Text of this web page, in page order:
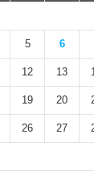
5 6
12 13
19 20
26 27